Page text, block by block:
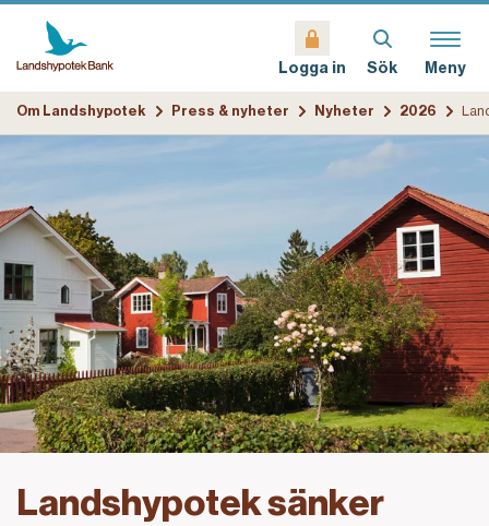
Logga in Sök Meny
Om Landshypotek Press & nyheter Nyheter 2026
Landshypotek sänker